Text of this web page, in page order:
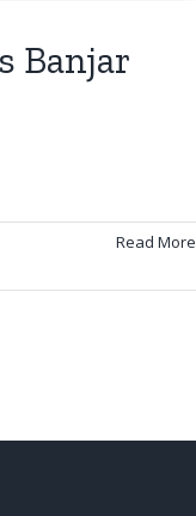
Banjar
Read More